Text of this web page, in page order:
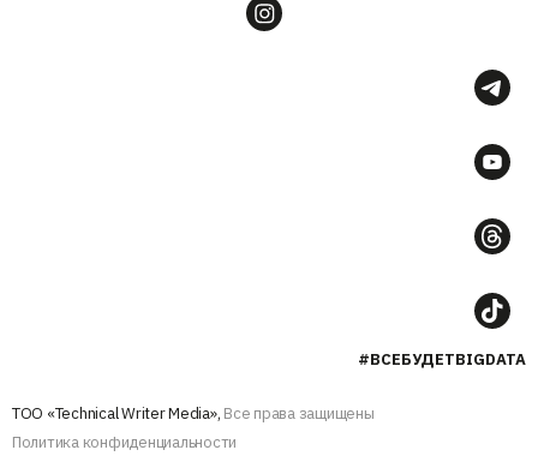
#ВСЕБУДЕТBIGDATA
ТОО «Technical Writer Media», Все права защищены
Политика конфиденциальности